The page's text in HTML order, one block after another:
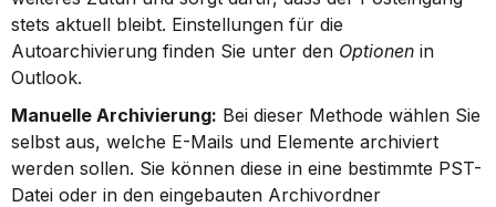
stets aktuell bleibt. Einstellungen für die
Autoarchivierung finden Sie unter den Optionen in
Outlook.
Manuelle Archivierung: Bei dieser Methode wählen Sie
selbst aus, welche E-Mails und Elemente archiviert
werden sollen. Sie können diese in eine bestimmte PST-
Datei oder in den eingebauten Archivordner